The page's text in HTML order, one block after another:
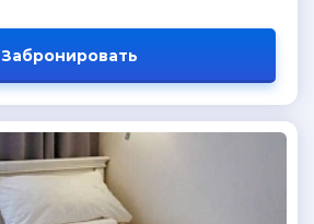
Забронировать